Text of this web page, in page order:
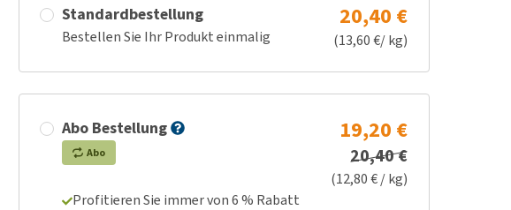
Standardbestellung
Bestellen Sie Ihr Produkt einmalig
20,40 €
(13,60 €/ kg)
Abo Bestellung
Abo
19,20 €
20,40 €
(12,80 € / kg)
Profitieren Sie immer von 6 % Rabatt